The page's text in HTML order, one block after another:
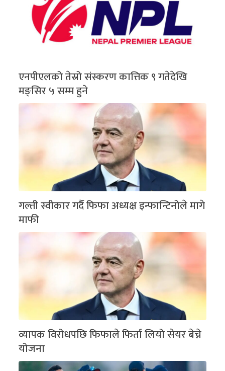
एनपीएलको तेस्रो संस्करण कात्तिक ९ गतेदेखि
मङ्सिर ५ सम्म हुने
गल्ती स्वीकार गर्दै फिफा अध्यक्ष इन्फान्टिनोले मागे
माफी
व्यापक विरोधपछि फिफाले फिर्ता लियो सेयर बेच्ने
योजना